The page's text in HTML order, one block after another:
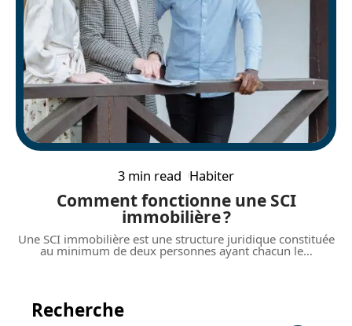
3 min read Habiter
Comment fonctionne une SCI
immobilière ?
Une SCI immobilière est une structure juridique constituée
au minimum de deux personnes ayant chacun le…
Recherche